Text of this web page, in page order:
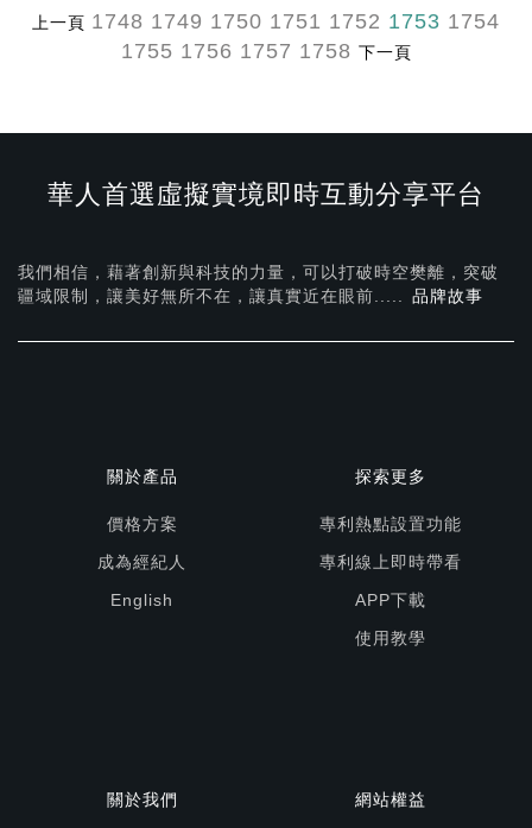
上一頁 1748 1749 1750 1751 1752 1753 1754
1755 1756 1757 1758 下一頁
華人首選虛擬實境即時互動分享平台
我們相信，藉著創新與科技的力量，可以打破時空樊離，突破
疆域限制，讓美好無所不在， 讓真實近在眼前..... 品牌故事
關於產品
價格方案
成為經紀人
English
探索更多
專利熱點設置功能
專利線上即時帶看
APP下載
使用教學
關於我們 網站權益